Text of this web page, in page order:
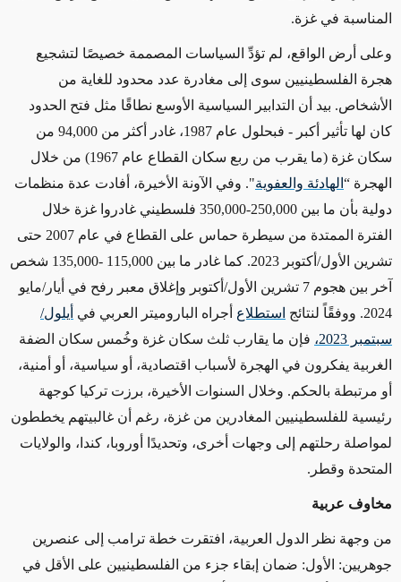
المناسبة في غزة.
وعلى أرض الواقع، لم تؤدِّ السياسات المصممة خصيصًا لتشجيع
هجرة الفلسطينيين سوى إلى مغادرة عدد محدود للغاية من
الأشخاص. بيد أن التدابير السياسية الأوسع نطاقًا مثل فتح الحدود
كان لها تأثير أكبر - فبحلول عام 1987، غادر أكثر من 94,000 من
سكان غزة (ما يقرب من ربع سكان القطاع عام 1967) من خلال
الهجرة “ الهادئة والعفوية". وفي الآونة الأخيرة، أفادت عدة منظمات
دولية بأن ما بين 250,000-350,000 فلسطيني غادروا غزة خلال
الفترة الممتدة من سيطرة حماس على القطاع في عام 2007 حتى
تشرين الأول/أكتوبر 2023
. كما غادر ما بين 115,000
-135,000 شخص
آخر بين هجوم 7 تشرين الأول/أكتوبر وإغلاق معبر رفح في أيار/مايو
2024. ووفقًاً
لنتائج استطلاع أجراه الباروميتر العربي في أيلول/
سبتمبر 2023،
فإن ما يقارب ثلث سكان غزة وخُمس سكان الضفة
الغربية يفكرون في الهجرة لأسباب اقتصادية، أو سياسية، أو أمنية،
أو مرتبطة بالحكم. وخلال السنوات الأخيرة، برزت تركيا كوجهة
رئيسية للفلسطينيين المغادرين من غزة، رغم أن غالبيتهم يخططون
لمواصلة رحلتهم إلى وجهات أخرى، وتحديدًا أوروبا، كندا، والولايات
المتحدة وقطر.
مخاوف عربية
من وجهة نظر الدول العربية، افتقرت خطة ترامب إلى عنصرين
جوهريين: الأول: ضمان إبقاء جزء من الفلسطينيين على الأقل في